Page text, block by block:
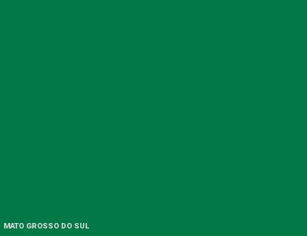
MATO GROSSO DO SUL